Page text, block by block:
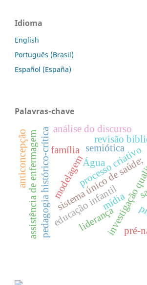
Idioma
English
Português (Brasil)
Español (España)
Palavras-chave
sistema único de saúde;
pedagogia histórico-críticaeducação infantil
revisão
processo criativo
modelagemÁgua
análise do discurso
mídia
assistência de enfermagem
anticoncepção
liderança
semiótica
pré-
família